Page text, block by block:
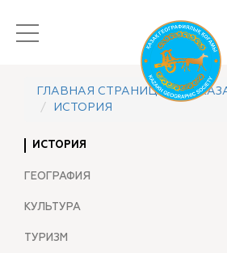
ГЛАВНАЯ СТРАНИЦА
О
ИСТОРИЯ
ИСТОРИЯ
ГЕОГРАФИЯ
КУЛЬТУРА
ТУРИЗМ